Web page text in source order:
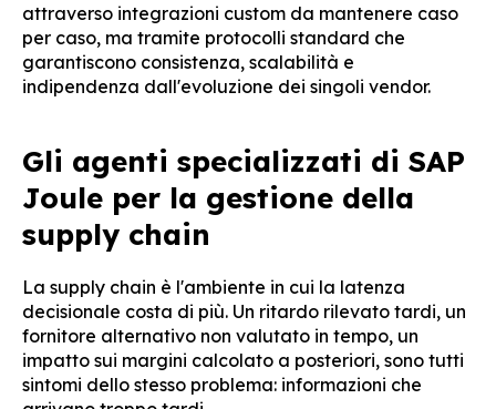
attraverso integrazioni custom da mantenere caso
per caso, ma tramite protocolli standard che
garantiscono consistenza, scalabilità e
indipendenza dall'evoluzione dei singoli vendor.
Gli agenti specializzati di SAP
Joule per la gestione della
supply chain
La supply chain è l'ambiente in cui la latenza
decisionale costa di più. Un ritardo rilevato tardi, un
fornitore alternativo non valutato in tempo, un
impatto sui margini calcolato a posteriori, sono tutti
sintomi dello stesso problema: informazioni che